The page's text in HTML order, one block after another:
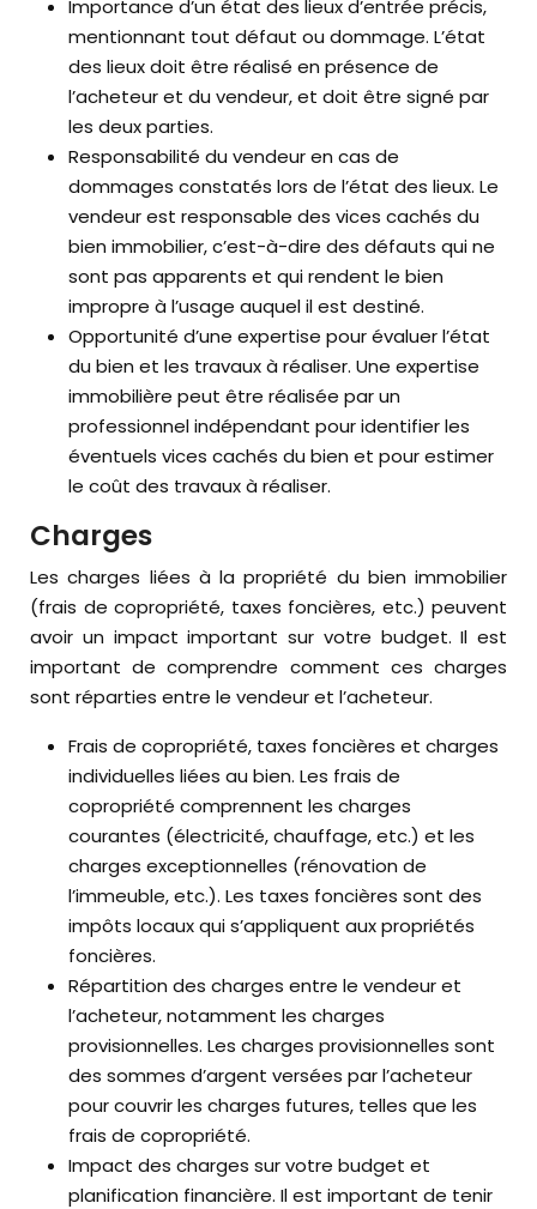
Importance d’un état des lieux d’entrée précis,
mentionnant tout défaut ou dommage. L’état
des lieux doit être réalisé en présence de
l’acheteur et du vendeur, et doit être signé par
les deux parties.
Responsabilité du vendeur en cas de
dommages constatés lors de l’état des lieux. Le
vendeur est responsable des vices cachés du
bien immobilier, c’est-à-dire des défauts qui ne
sont pas apparents et qui rendent le bien
impropre à l’usage auquel il est destiné.
Opportunité d’une expertise pour évaluer l’état
du bien et les travaux à réaliser. Une expertise
immobilière peut être réalisée par un
professionnel indépendant pour identifier les
éventuels vices cachés du bien et pour estimer
le coût des travaux à réaliser.
Charges
Les charges liées à la propriété du bien immobilier
(frais de copropriété, taxes foncières, etc.) peuvent
avoir un impact important sur votre budget. Il est
important de comprendre comment ces charges
sont réparties entre le vendeur et l’acheteur.
Frais de copropriété, taxes foncières et charges
individuelles liées au bien. Les frais de
copropriété comprennent les charges
courantes (électricité, chauffage, etc.) et les
charges exceptionnelles (rénovation de
l’immeuble, etc.). Les taxes foncières sont des
impôts locaux qui s’appliquent aux propriétés
foncières.
Répartition des charges entre le vendeur et
l’acheteur, notamment les charges
provisionnelles. Les charges provisionnelles sont
des sommes d’argent versées par l’acheteur
pour couvrir les charges futures, telles que les
frais de copropriété.
Impact des charges sur votre budget et
planification financière. Il est important de tenir